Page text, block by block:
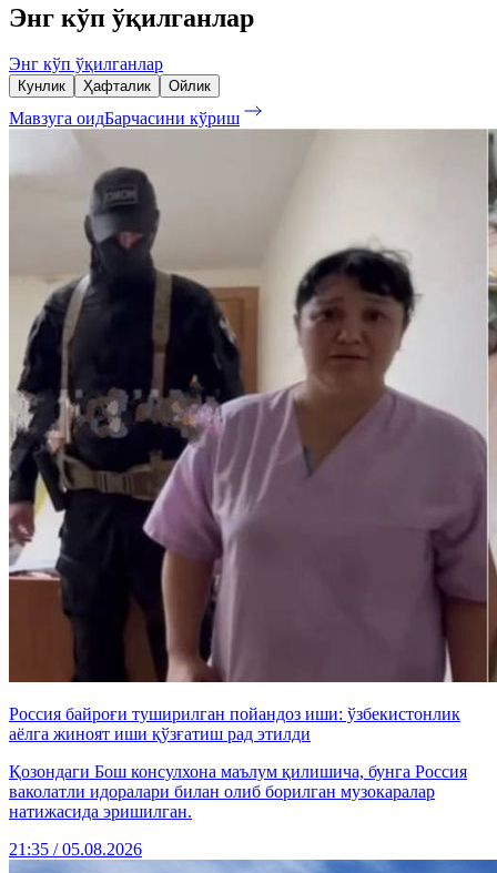
Энг кўп ўқилганлар
Энг кўп ўқилганлар
Кунлик Ҳафталик Ойлик
Мавзуга оидБарчасини кўриш
Россия байроғи туширилган пойандоз иши: ўзбекистонлик
аёлга жиноят иши қўзғатиш рад этилди
Қозондаги Бош консулхона маълум қилишича, бунга Россия
ваколатли идоралари билан олиб борилган музокаралар
натижасида эришилган.
21:35 / 05.08.2026